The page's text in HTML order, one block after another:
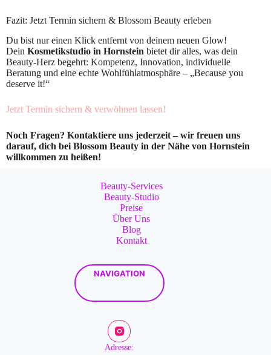
Fazit: Jetzt Termin sichern & Blossom Beauty erleben
Du bist nur einen Klick entfernt von deinem neuen Glow!
Dein Kosmetikstudio in Hornstein bietet dir alles, was dein
Beauty-Herz begehrt: Kompetenz, Innovation, individuelle
Beratung und eine echte Wohlfühlatmosphäre – „Because you
deserve it!“
Jetzt Termin sichern & verwöhnen lassen!
Noch Fragen? Kontaktiere uns jederzeit – wir freuen uns
darauf, dich bei Blossom Beauty in der Nähe von Hornstein
willkommen zu heißen!
Beauty-Services
Beauty-Studio
Preise
Über Uns
Blog
Kontakt
NAVIGATION
Adresse: